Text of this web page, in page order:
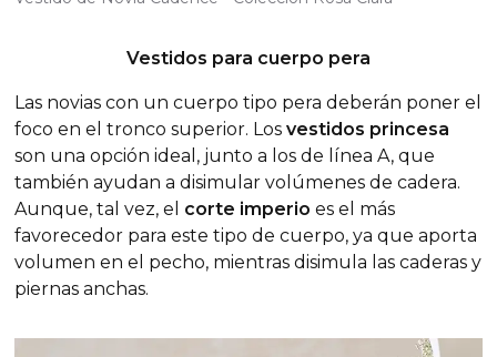
Vestidos para cuerpo pera
Las novias con un cuerpo tipo pera deberán poner el
foco en el tronco superior. Losvestidos princesa
son una opción ideal, junto a los de línea A, que
también ayudan a disimular volúmenes de cadera.
Aunque, tal vez, el corte imperio es el más
favorecedor para este tipo de cuerpo, ya que aporta
volumen en el pecho, mientras disimula las caderas y
piernas anchas.